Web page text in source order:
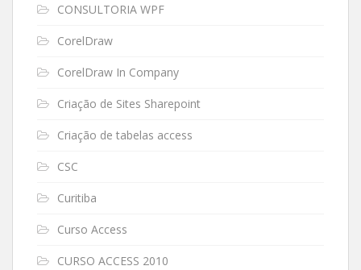
CONSULTORIA WPF
CorelDraw
CorelDraw In Company
Criação de Sites Sharepoint
Criação de tabelas access
CSC
Curitiba
Curso Access
CURSO ACCESS 2010